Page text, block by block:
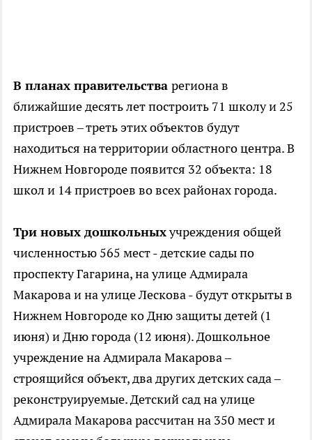
В планах правительства региона в
ближайшие десять лет построить 71 школу и 25
пристроев – треть этих объектов будут
находиться на территории областного центра. В
Нижнем Новгороде появится 32 объекта: 18
школ и 14 пристроев во всех районах города.
Три новых дошкольныхучреждения общей
численностью 565 мест - детские сады по
проспекту Гагарина, на улице Адмирала
Макарова и на улице Лескова - будут открыты в
Нижнем Новгороде ко Дню защиты детей (1
июня) и Дню города (12 июня). Дошкольное
учреждение на Адмирала Макарова –
строящийся объект, два других детских сада –
реконструируемые. Детский сад на улице
Адмирала Макарова рассчитан на 350 мест и